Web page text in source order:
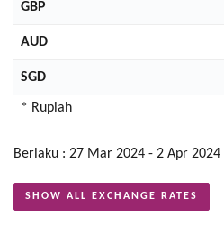
GBP
AUD
SGD
* Rupiah
Berlaku : 27 Mar 2024 - 2 Apr 2024
SHOW ALL EXCHANGE RATES